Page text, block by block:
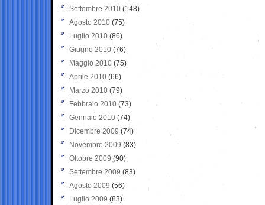
Settembre 2010 (148)
Agosto 2010 (75)
Luglio 2010 (86)
Giugno 2010 (76)
Maggio 2010 (75)
Aprile 2010 (66)
Marzo 2010 (79)
Febbraio 2010 (73)
Gennaio 2010 (74)
Dicembre 2009 (74)
Novembre 2009 (83)
Ottobre 2009 (90)
Settembre 2009 (83)
Agosto 2009 (56)
Luglio 2009 (83)